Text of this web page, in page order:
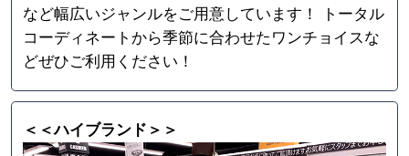
など幅広いジャンルをご用意しています！ トータル
コーディネートから季節に合わせたワンチョイスな
どぜひご利用ください！
＜＜ハイブランド＞＞